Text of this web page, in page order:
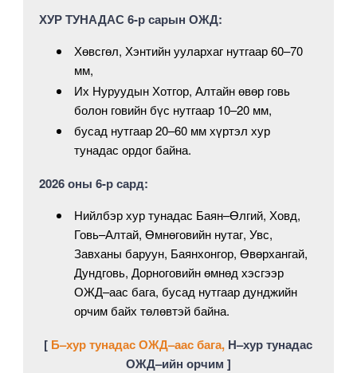
ХУР ТУНАДАС 6-р сарын ОЖД:
Хөвсгөл, Хэнтийн уулархаг нутгаар 60–70
мм,
Их Нуруудын Хотгор, Алтайн өвөр говь
болон говийн бүс нутгаар 10–20 мм,
бусад нутгаар 20–60 мм хүртэл хур
тунадас ордог байна.
2026 оны 6-р сард:
Нийлбэр хур тунадас Баян–Өлгий, Ховд,
Говь–Алтай, Өмнөговийн нутаг, Увс,
Завханы баруун, Баянхонгор, Өвөрхангай,
Дундговь, Дорноговийн өмнөд хэсгээр
ОЖД–аас бага, бусад нутгаар дунджийн
орчим байх төлөвтэй байна.
[ Б–хур тунадас ОЖД–аас бага, Н–хур тунадас
ОЖД–ийн орчим ]